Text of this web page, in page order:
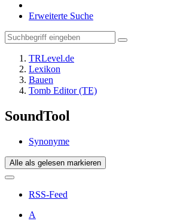
Erweiterte Suche
TRLevel.de
Lexikon
Bauen
Tomb Editor (TE)
SoundTool
Synonyme
Alle als gelesen markieren
RSS-Feed
A